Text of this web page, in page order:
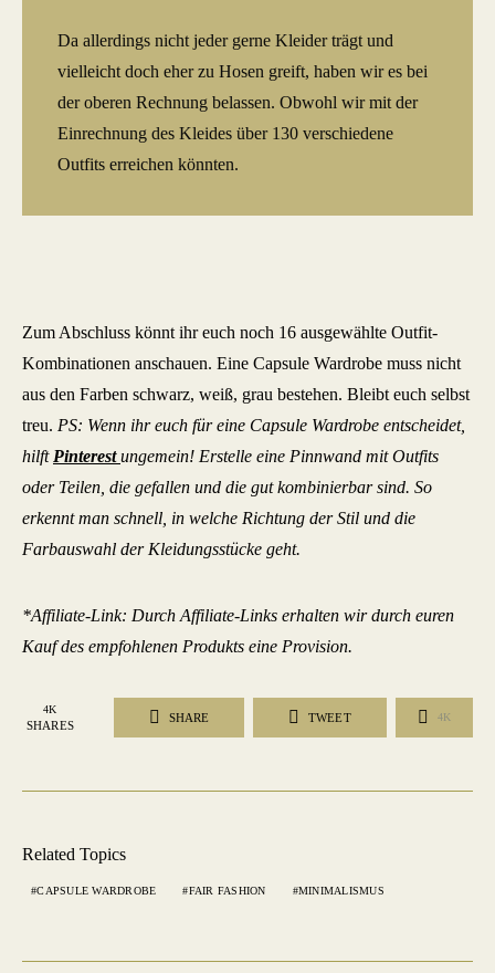
Da allerdings nicht jeder gerne Kleider trägt und
vielleicht doch eher zu Hosen greift, haben wir es bei
der oberen Rechnung belassen. Obwohl wir mit der
Einrechnung des Kleides über 130 verschiedene
Outfits erreichen könnten.
Zum Abschluss könnt ihr euch noch 16 ausgewählte Outfit-
Kombinationen anschauen. Eine Capsule Wardrobe muss nicht
aus den Farben schwarz, weiß, grau bestehen. Bleibt euch selbst
treu. PS: Wenn ihr euch für eine Capsule Wardrobe entscheidet,
hilft Pinterest ungemein! Erstelle eine Pinnwand mit Outfits
oder Teilen, die gefallen und die gut kombinierbar sind. So
erkennt man schnell, in welche Richtung der Stil und die
Farbauswahl der Kleidungsstücke geht.
*Affiliate-Link: Durch Affiliate-Links erhalten wir durch euren
Kauf des empfohlenen Produkts eine Provision.
4K
SHARES
SHARE TWEET 4K
Related Topics
CAPSULE WARDROBE FAIR FASHION MINIMALISMUS